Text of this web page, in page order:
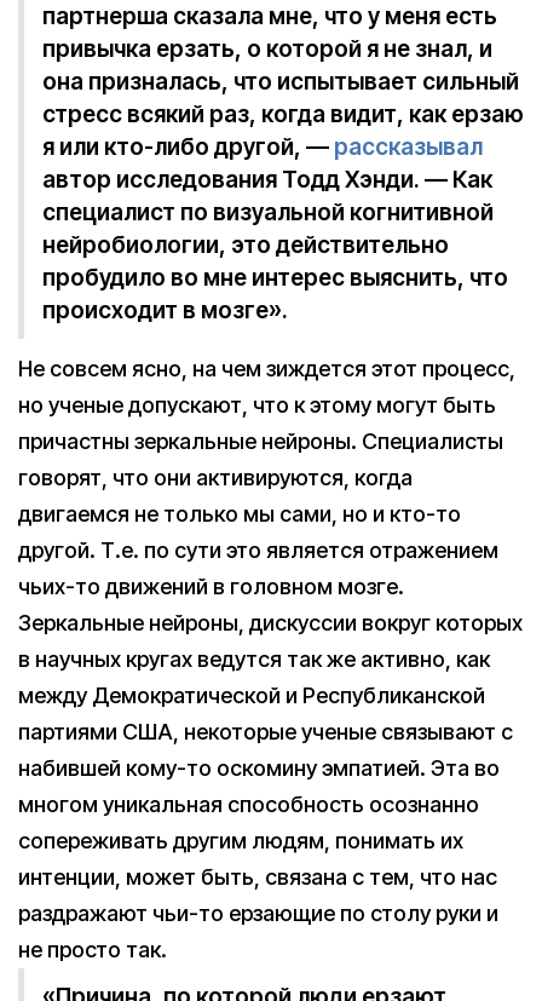
партнерша сказала мне, что у меня есть
привычка ерзать, о которой я не знал, и
она призналась, что испытывает сильный
стресс всякий раз, когда видит, как ерзаю
я или кто-либо другой, — рассказывал
автор исследования Тодд Хэнди. — Как
специалист по визуальной когнитивной
нейробиологии, это действительно
пробудило во мне интерес выяснить, что
происходит в мозге».
Не совсем ясно, на чем зиждется этот процесс,
но ученые допускают, что к этому могут быть
причастны зеркальные нейроны. Специалисты
говорят, что они активируются, когда
двигаемся не только мы сами, но и кто-то
другой. Т.е. по сути это является отражением
чьих-то движений в головном мозге.
Зеркальные нейроны, дискуссии вокруг которых
в научных кругах ведутся так же активно, как
между Демократической и Республиканской
партиями США, некоторые ученые связывают с
набившей кому-то оскомину эмпатией. Эта во
многом уникальная способность осознанно
сопереживать другим людям, понимать их
интенции, может быть, связана с тем, что нас
раздражают чьи-то ерзающие по столу руки и
не просто так.